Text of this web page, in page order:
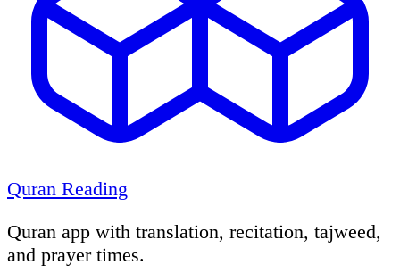
Quran Reading
Quran app with translation, recitation, tajweed,
and prayer times.